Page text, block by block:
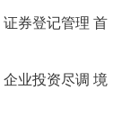
证券登记管理 首
企业投资尽调 境